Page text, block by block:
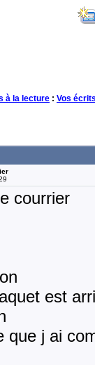
à la lecture : Vos
courrier
est
que j ai